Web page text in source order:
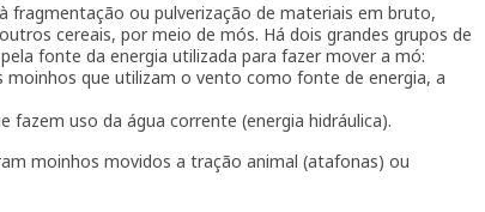
fragmentação ou pulverização de materiais em bruto,
cereais, por meio de mós. Há dois grandes grupos de
fonte da energia utilizada para fazer mover a mó:
que utilizam o vento como fonte de energia, a
fazem uso da água corrente (energia hidráulica).
moinhos movidos a tração animal (atafonas) ou